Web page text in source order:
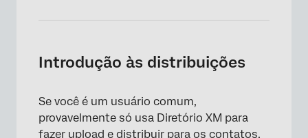
Introdução às distribuições
Se você é um usuário comum,
provavelmente só usa Diretório XM para
fazer upload e distribuir para os contatos.